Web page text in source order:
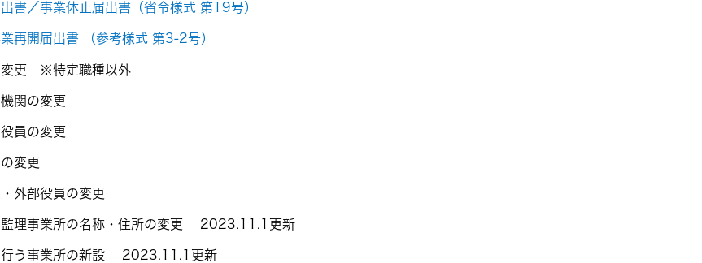
書／事業休止届出書（省令様式 第19号）
再開届出書 （参考様式 第3-2号）
変更 ※特定職種以外
関の変更
員の変更
変更
外部役員の変更
監理事業所の名称・住所の変更 2023.11.1更新
行う事業所の新設 2023.11.1更新